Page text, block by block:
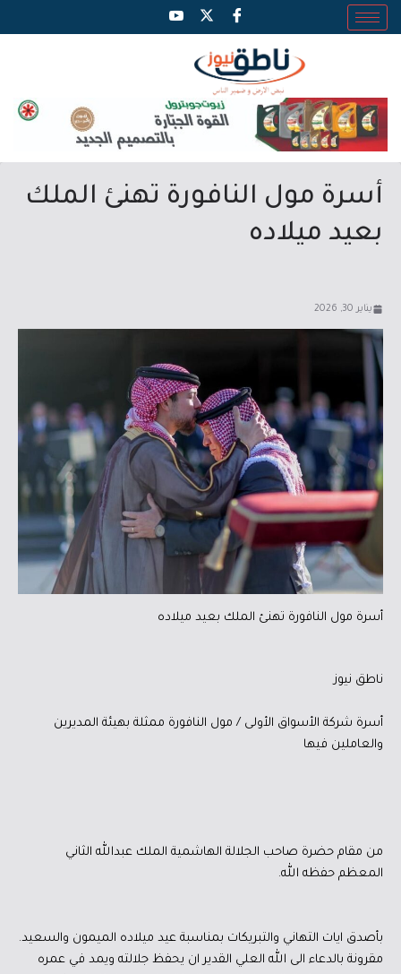
أسرة مول النافورة تهنئ الملك
بعيد ميلاده
يناير 30, 2026
أسرة مول النافورة تهنئ الملك بعيد ميلاده
ناطق نيوز
أسرة شركة الأسواق الأولى / مول النافورة ممثلة بهيئة المديرين
والعاملين فيها
من مقام حضرة صاحب الجلالة الهاشمية الملك عبدالله الثاني
المعظم حفظه الله.
بأصدق ايات التهاني والتبريكات بمناسبة عيد ميلاده الميمون والسعيد.
مقرونة بالدعاء الى الله العلي القدير ان يحفظ جلالته ويمد في عمره